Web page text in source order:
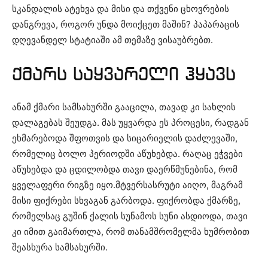
სკანდალის ატეხვა და მისი და თქვენი ცხოვრების
დანგრევა, როგორ უნდა მოიქცეთ მაშინ? პაპარაცის
დღევანდელ სტატიაში ამ თემაზე ვისაუბრებთ.
ქმარს საყვარელი ჰყავს
ანამ ქმარი სამსახურში გააცილა, თავად კი სახლის
დალაგებას შეუდგა. მას უყვარდა ეს პროცესი, რადგან
ეხმარებოდა შფოთვის და სიცარიელის დაძლევაში,
რომელიც ბოლო პერიოდში აწუხებდა. რაღაც ეჭვები
აწუხებდა და ცდილობდა თავი დაერწმუნებინა, რომ
ყველაფერი რიგზე იყო.მტვერსასრუტი აიღო, მაგრამ
მისი ფიქრები სხვაგან გარბოდა. ფიქრობდა ქმარზე,
რომელსაც გუშინ ქალის სუნამოს სუნი ასდიოდა, თავი
კი იმით გაიმართლა, რომ თანამშრომელმა ხუმრობით
შეასხურა სამსახურში.